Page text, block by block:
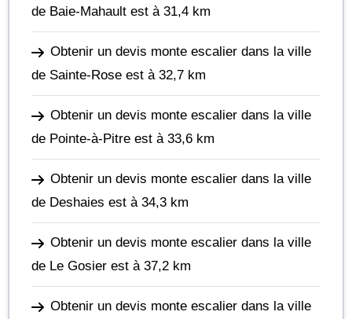
de Baie-Mahault est à 31,4 km
Obtenir un devis monte escalier dans la ville
de Sainte-Rose est à 32,7 km
Obtenir un devis monte escalier dans la ville
de Pointe-à-Pitre est à 33,6 km
Obtenir un devis monte escalier dans la ville
de Deshaies est à 34,3 km
Obtenir un devis monte escalier dans la ville
de Le Gosier est à 37,2 km
Obtenir un devis monte escalier dans la ville